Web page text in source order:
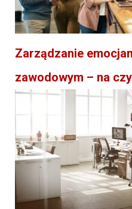
Zarządzanie
zawodowym – na